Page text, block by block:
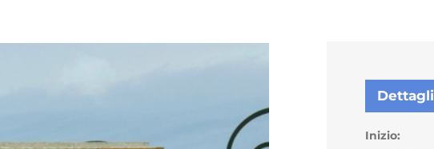
Dettagli
Inizio: